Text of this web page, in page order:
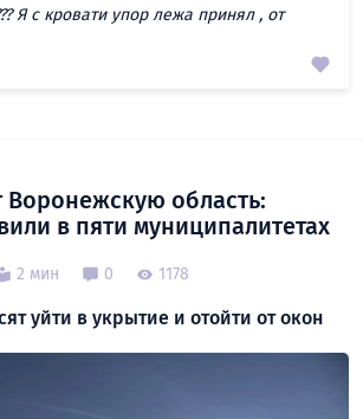
Я с кровати упор лежа принял , от
Воронежскую область:
в пяти муниципалитетах
2 мин 0 1178
уйти в укрытие и отойти от окон